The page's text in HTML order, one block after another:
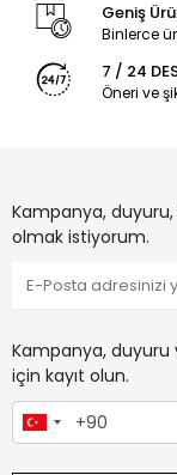
Geniş
Binlerce
7 / 24
Öneri ve
Kampanya,
olmak istiyorum.
Kampanya,
için kayıt olun.